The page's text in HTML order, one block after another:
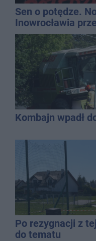
Sen o potędze.
Inowrocławia
Kombajn wpadł
Po rezygnacji z
do tematu